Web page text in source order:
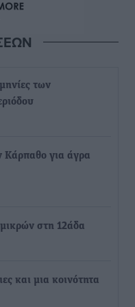
των
Κάρπαθο για άγρα
στη 12άδα
και μια κοινότητα